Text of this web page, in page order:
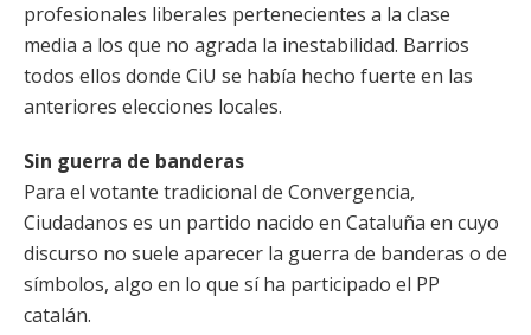
profesionales liberales pertenecientes a la clase
media a los que no agrada la inestabilidad. Barrios
todos ellos donde CiU se había hecho fuerte en las
anteriores elecciones locales.
Sin guerra de banderas
Para el votante tradicional de Convergencia,
Ciudadanos es un partido nacido en Cataluña en cuyo
discurso no suele aparecer la guerra de banderas o de
símbolos, algo en lo que sí ha participado el PP
catalán.